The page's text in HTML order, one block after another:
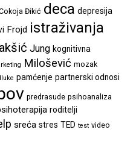
Đikić deca depresija
Frojd istraživanja
Jung kognitivna
Milošević mozak
pamćenje partnerski odnosi
predrasude psihoanaliza
roditelji
sreća stres TED test video